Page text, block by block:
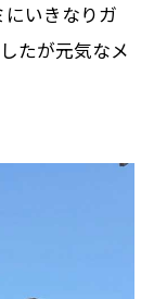
いきなりガ
たが元気なメ